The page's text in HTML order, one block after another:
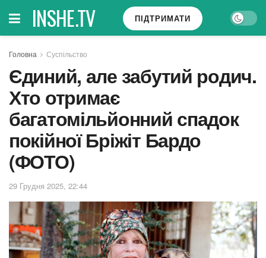
INSHE.TV ПІДТРИМАТИ
Головна Суспільство
Єдиний, але забутий родич.
Хто отримає
багатомільйонний спадок
покійної Бріжіт Бардо
(ФОТО)
29 Грудня 2025, 22:44